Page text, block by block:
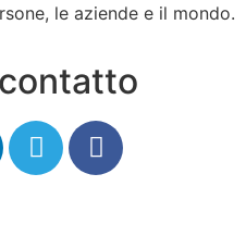
le aziende e il mondo.